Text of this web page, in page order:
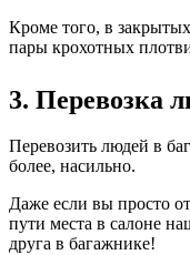
Кроме того, в
пары крохотных
3. Перевозка
Перевозить людей в
более, насильно.
Даже если вы просто
пути места в салоне
друга в багажнике!